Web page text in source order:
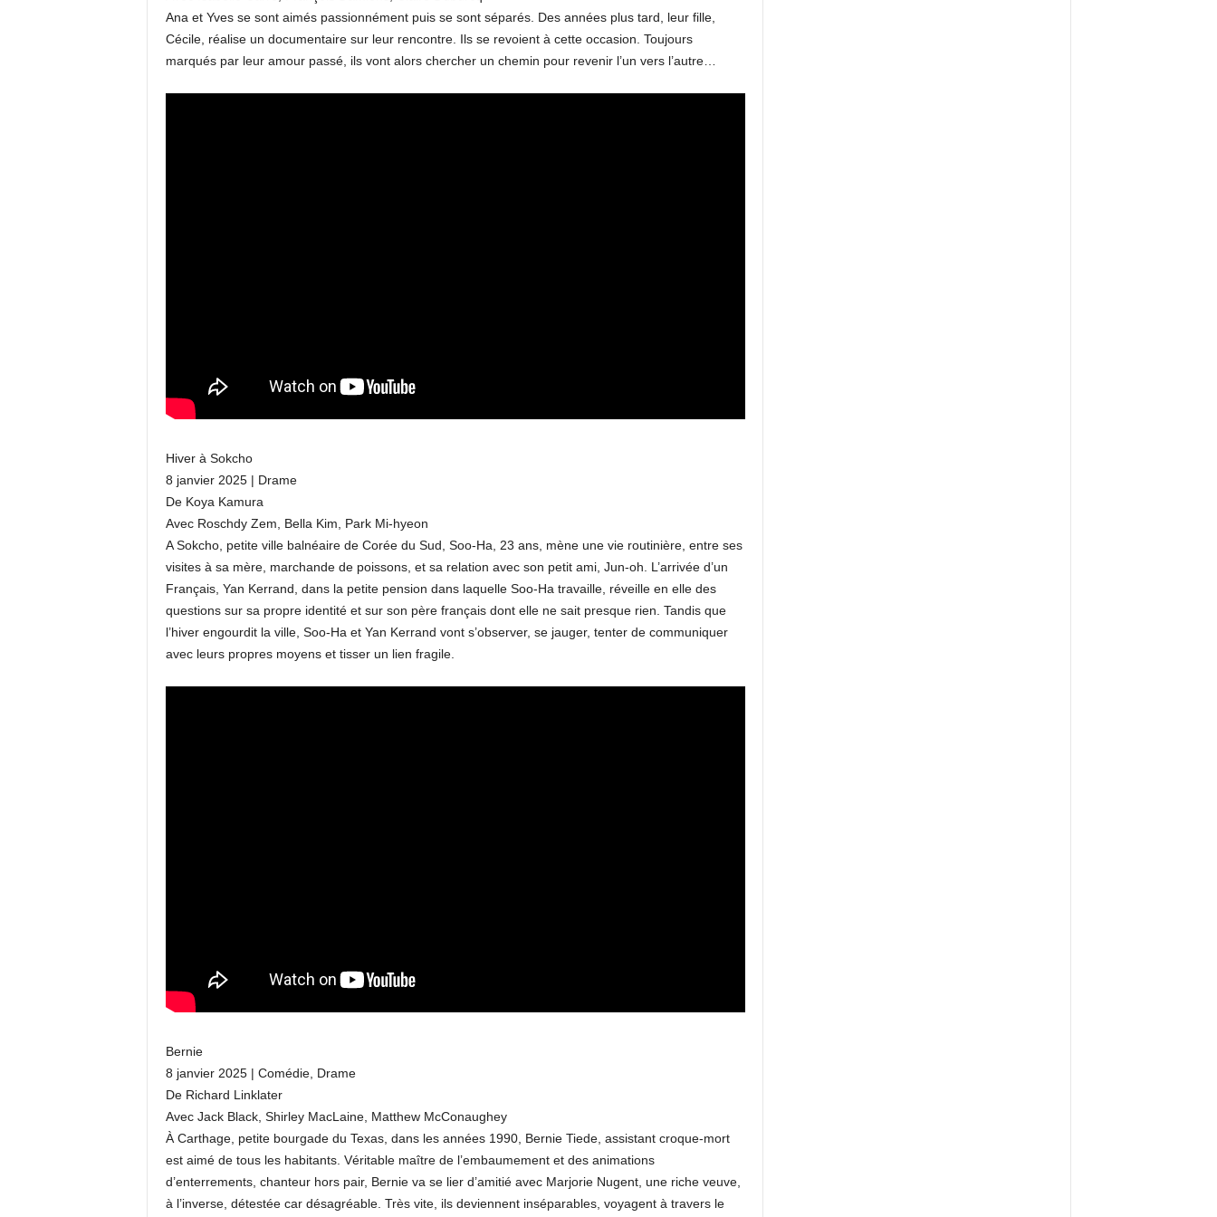
Ana et Yves se sont aimés passionnément puis se sont séparés. Des années plus tard, leur fille,
Cécile, réalise un documentaire sur leur rencontre. Ils se revoient à cette occasion. Toujours
marqués par leur amour passé, ils vont alors chercher un chemin pour revenir l’un vers l’autre…
Hiver à Sokcho
8 janvier 2025 | Drame
De Koya Kamura
Avec Roschdy Zem, Bella Kim, Park Mi-hyeon
A Sokcho, petite ville balnéaire de Corée du Sud, Soo-Ha, 23 ans, mène une vie routinière, entre ses
visites à sa mère, marchande de poissons, et sa relation avec son petit ami, Jun-oh. L’arrivée d’un
Français, Yan Kerrand, dans la petite pension dans laquelle Soo-Ha travaille, réveille en elle des
questions sur sa propre identité et sur son père français dont elle ne sait presque rien. Tandis que
l’hiver engourdit la ville, Soo-Ha et Yan Kerrand vont s’observer, se jauger, tenter de communiquer
avec leurs propres moyens et tisser un lien fragile.
Bernie
8 janvier 2025 | Comédie, Drame
De Richard Linklater
Avec Jack Black, Shirley MacLaine, Matthew McConaughey
À Carthage, petite bourgade du Texas, dans les années 1990, Bernie Tiede, assistant croque-mort
est aimé de tous les habitants. Véritable maître de l’embaumement et des animations
d’enterrements, chanteur hors pair, Bernie va se lier d’amitié avec Marjorie Nugent, une riche veuve,
à l’inverse, détestée car désagréable. Très vite, ils deviennent inséparables, voyagent à travers le